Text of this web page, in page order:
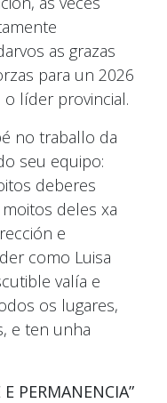
as grazas
para un 2026
o líder provincial.
no traballo da
seu equipo:
deberes
deles xa
e
como Luisa
valía e
os lugares,
e ten unha
PERMANENCIA”